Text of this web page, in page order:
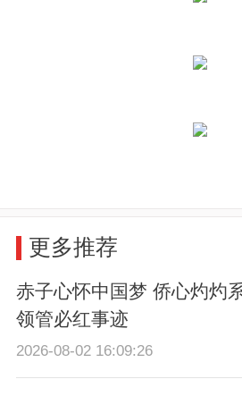
更多推荐
赤子心怀中国梦 侨心灼
领管必红事迹
2026-08-02 16:09:26